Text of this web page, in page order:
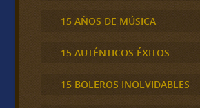
15 AÑOS DE MÚSICA
15 AUTÉNTICOS ÉXITOS
15 BOLEROS INOLVIDABLES